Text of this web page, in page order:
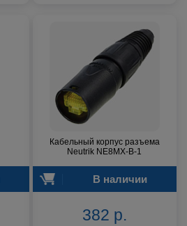
Кабельный корпус разъема
Neutrik NE8MX-B-1
В наличии
382 р.